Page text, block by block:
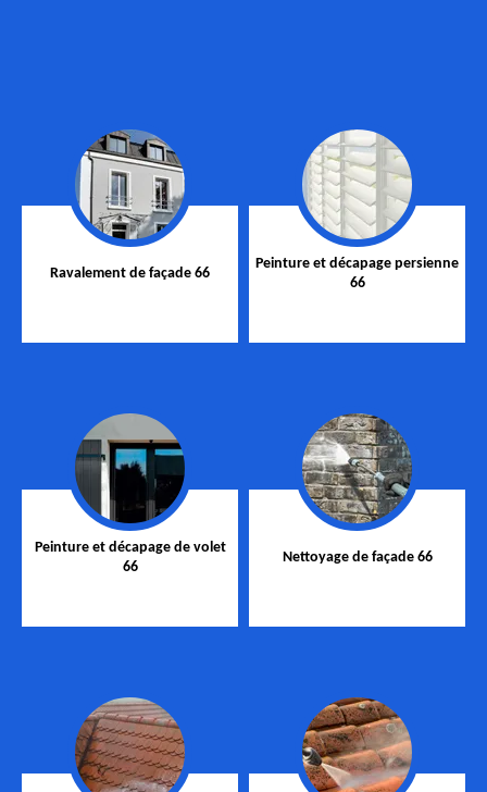
Ravalement de façade 66
Peinture et décapage persienne
66
Peinture et décapage de volet
66
Nettoyage de façade 66